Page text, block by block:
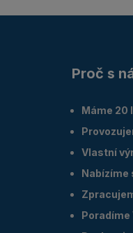
Proč s
Máme 20
Vlastní
Nabízíme
Poradíme